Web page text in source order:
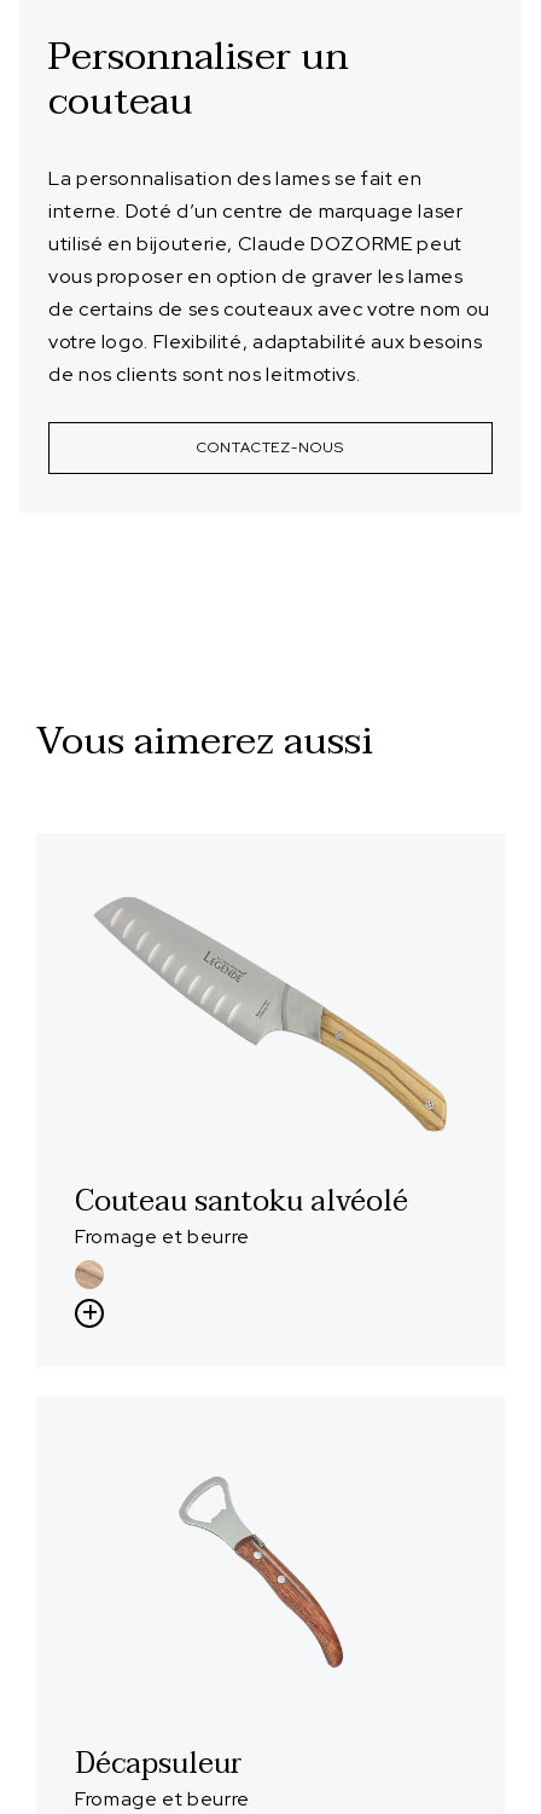
Personnaliser un
couteau
La personnalisation des lames se fait en
interne. Doté d’un centre de marquage laser
utilisé en bijouterie, Claude DOZORME peut
vous proposer en option de graver les lames
de certains de ses couteaux avec votre nom ou
votre logo. Flexibilité, adaptabilité aux besoins
de nos clients sont nos leitmotivs.
CONTACTEZ-NOUS
Vous aimerez aussi
Couteau santoku alvéolé
Fromage et beurre
Décapsuleur
Fromage et beurre